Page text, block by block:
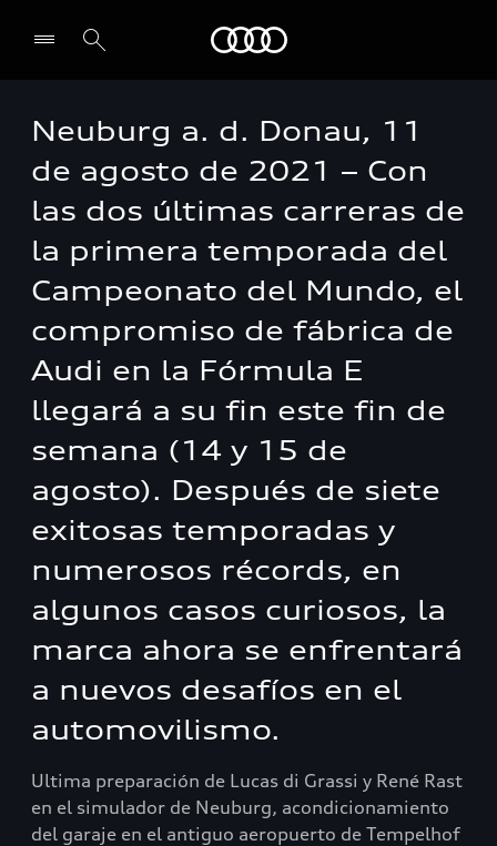
Neuburg a. d. Donau, 11
de agosto de 2021 – Con
las dos últimas carreras de
la primera temporada del
Campeonato del Mundo, el
compromiso de fábrica de
Audi en la Fórmula E
llegará a su fin este fin de
semana (14 y 15 de
agosto). Después de siete
exitosas temporadas y
numerosos récords, en
algunos casos curiosos, la
marca ahora se enfrentará
a nuevos desafíos en el
automovilismo.
Ultima preparación de Lucas di Grassi y René Rast
en el simulador de Neuburg, acondicionamiento
del garaje en el antiguo aeropuerto de Tempelhof